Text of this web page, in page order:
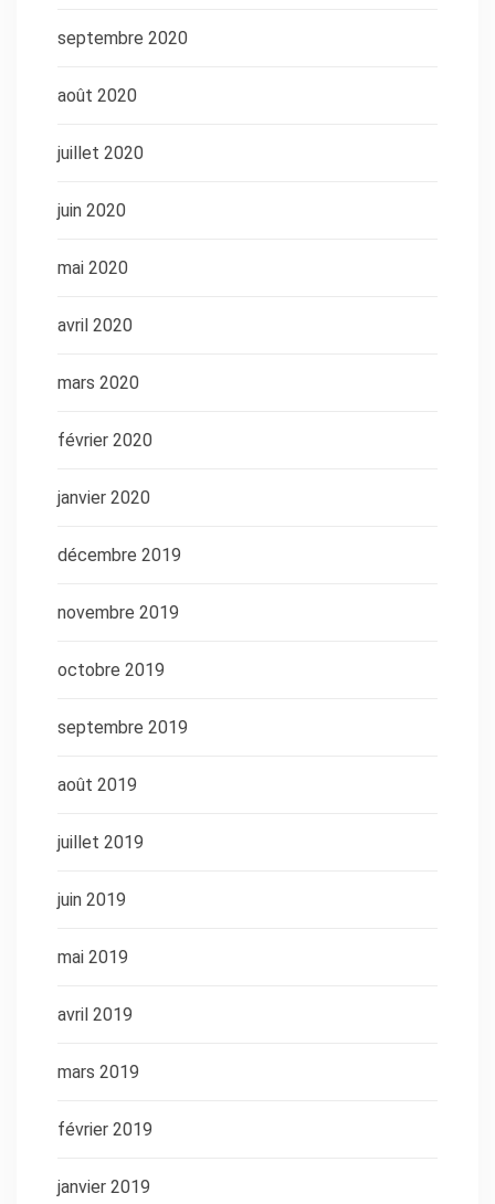
septembre 2020
août 2020
juillet 2020
juin 2020
mai 2020
avril 2020
mars 2020
février 2020
janvier 2020
décembre 2019
novembre 2019
octobre 2019
septembre 2019
août 2019
juillet 2019
juin 2019
mai 2019
avril 2019
mars 2019
février 2019
janvier 2019